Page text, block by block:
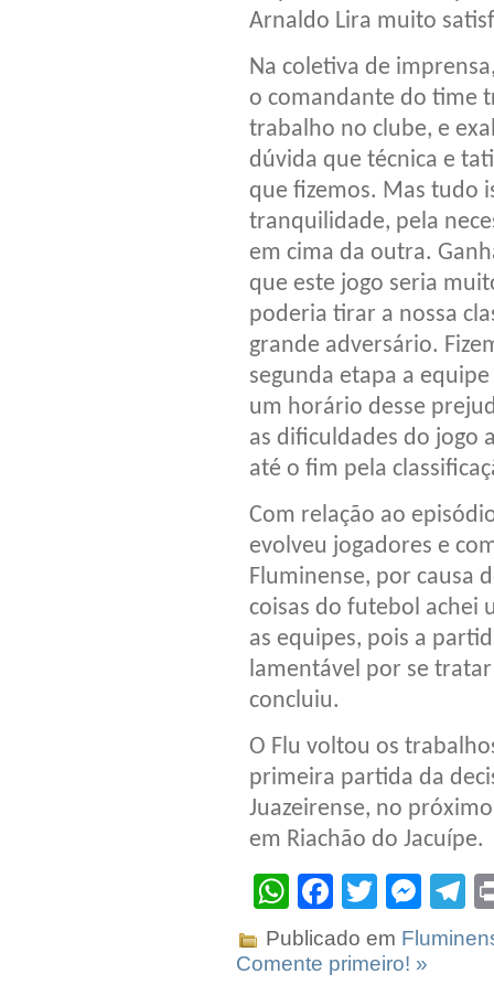
Arnaldo Lira muito
Na coletiva de
o comandante do time
trabalho no clube, e
dúvida que técnica e
que fizemos. Mas tudo
tranquilidade, pela
em cima da outra.
que este jogo seria
poderia tirar a nossa
grande adversário.
segunda etapa a
um horário desse
as dificuldades do jogo
até o fim pela
Com relação ao
evolveu jogadores e
Fluminense, por causa
coisas do futebol achei
as equipes, pois a
lamentável por se
concluiu.
O Flu voltou os
primeira partida da
Juazeirense, no
em Riachão do Jacuípe.
WhatsApp
Facebook
Twitter
Publicado em
Comente primeiro! »